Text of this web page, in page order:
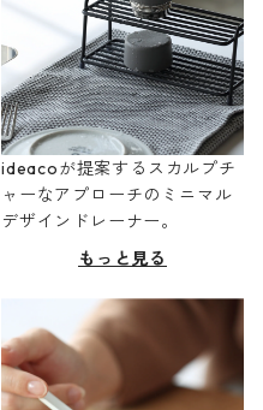
ideacoが提案するスカルプチ
ャーなアプローチのミニマル
デザインドレーナー。
もっと見る